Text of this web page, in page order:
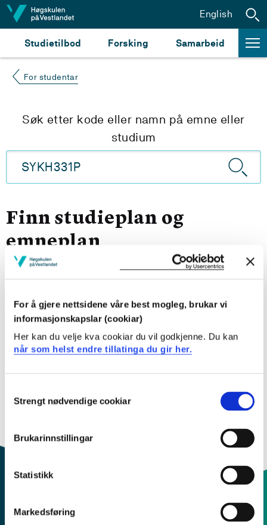
For å gjere nettsidene våre best mogleg, brukar vi
informasjonskapslar (cookiar)
Her kan du velje kva cookiar du vil godkjenne. Du kan
når som helst endre tillatinga du gir her.
Selection
Strengt nødvendige cookiar
Brukarinnstillingar
Statistikk
Markedsføring
Hopp til innhald
Studietilbod Forsking Samarbeid
English
For studentar
Søk etter kode eller namn på emne eller
studium
Finn studieplan og
emneplan
SYKH331P Sjukepleie i møte med psykiske
lidingar og ruslidingar
Kontaktinfo og opningstider